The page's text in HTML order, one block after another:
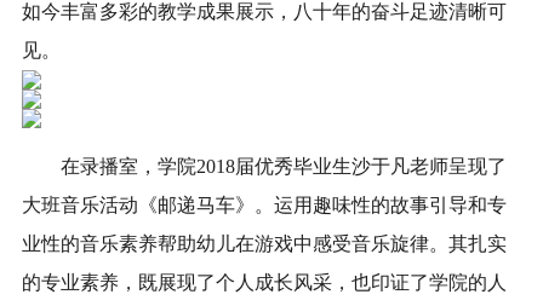
如今丰富多彩的教学成果展示，八十年的奋斗足迹清晰可
见。
在录播室，学院2018届优秀毕业生沙于凡老师呈现了
大班音乐活动《邮递马车》。运用趣味性的故事引导和专
业性的音乐素养帮助幼儿在游戏中感受音乐旋律。其扎实
的专业素养，既展现了个人成长风采，也印证了学院的人